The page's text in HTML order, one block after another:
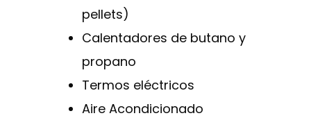
pellets)
Calentadores de butano y
propano
Termos eléctricos
Aire Acondicionado